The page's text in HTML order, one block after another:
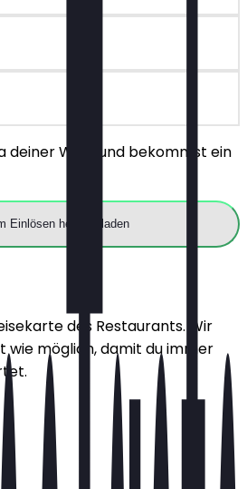
deiner Wahl und bekommst ein
Einlösen herunterladen
des Restaurants. Wir
wie möglich, damit du immer